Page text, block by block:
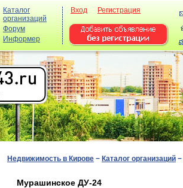
Каталог
организаций
Форум
Информер
Вход Регистрация
Недвижимость в Кирове − Каталог организаций −
Мурашинское ДУ-24